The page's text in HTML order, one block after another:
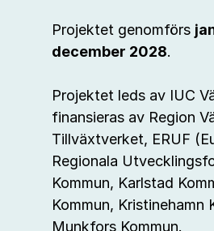
Projektet genomförs
december 2028.
Projektet leds av IUC
finansieras av Region
Tillväxtverket, ERUF
Regionala
Kommun, Karlstad
Kommun, Kristinehamn
Munkfors Kommun.